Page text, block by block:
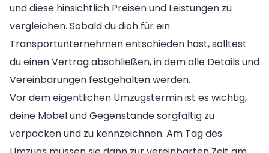
und diese hinsichtlich Preisen und Leistungen zu
vergleichen. Sobald du dich für ein
Transportunternehmen entschieden hast, solltest
du einen Vertrag abschließen, in dem alle Details und
Vereinbarungen festgehalten werden.
Vor dem eigentlichen Umzugstermin ist es wichtig,
deine Möbel und Gegenstände sorgfältig zu
verpacken und zu kennzeichnen. Am Tag des